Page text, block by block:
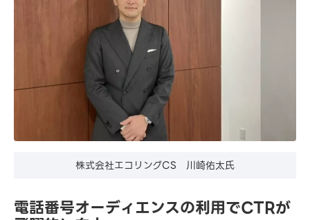
株式会社エコリングCS 川崎佑太氏
電話番号オーディエンスの利用でCTRが